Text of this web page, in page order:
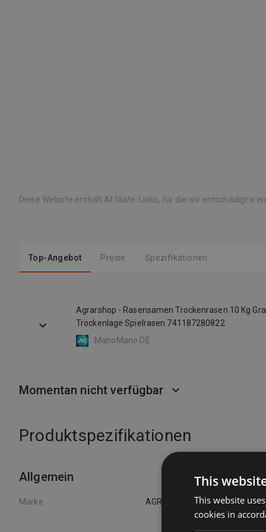
Diese Website enthält Affiliate-Links, für die wir entschädigt
Top-Angebot Preise Spezifikationen
Agrarshop - Rasensamen Trockenrasen 10 Kg
Trockenlage Spielrasen 741187280822
ManoMano DE
Momentan nicht verfügbar
Produktspezifikationen
Allgemein
Marke AGRARSHOP
This
This website
cookies in